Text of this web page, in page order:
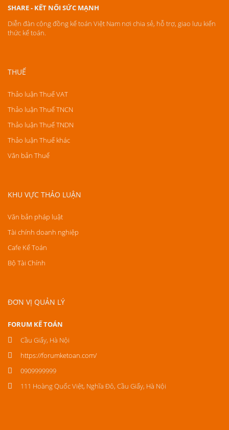
SHARE - KẾT NỐI SỨC MẠNH
Diễn đàn cộng đồng kế toán Việt Nam nơi chia sẻ, hỗ trợ, giao lưu kiến
thức kế toán.
THUẾ
Thảo luận Thuế VAT
Thảo luận Thuế TNCN
Thảo luận Thuế TNDN
Thảo luận Thuế khác
Văn bản Thuế
KHU VỰC THẢO LUẬN
Văn bản pháp luật
Tài chính doanh nghiệp
Cafe Kế Toán
Bộ Tài Chính
ĐƠN VỊ QUẢN LÝ
FORUM KẾ TOÁN
Cầu Giấy, Hà Nội
https://forumketoan.com/
0909999999
111 Hoàng Quốc Việt, Nghĩa Đô, Cầu Giấy, Hà Nội